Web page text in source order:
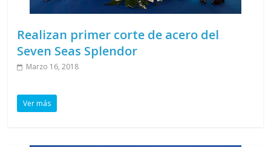
Realizan primer corte de acero del
Seven Seas Splendor
Marzo 16, 2018
Ver más